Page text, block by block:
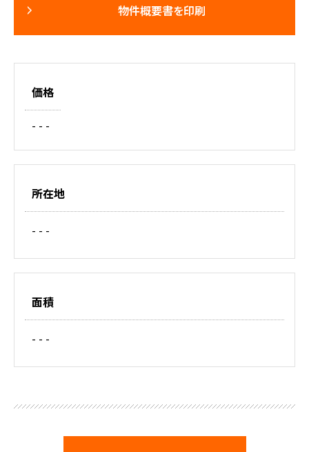
物件概要書を印刷
価格
- - -
所在地
- - -
面積
- - -